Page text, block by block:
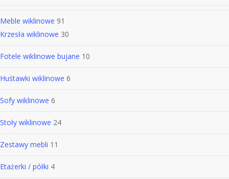
Meble wiklinowe 91
Krzesła wiklinowe 30
Fotele wiklinowe bujane 10
Huśtawki wiklinowe 6
Sofy wiklinowe 6
Stoły wiklinowe 24
Zestawy mebli 11
Etażerki / półki 4